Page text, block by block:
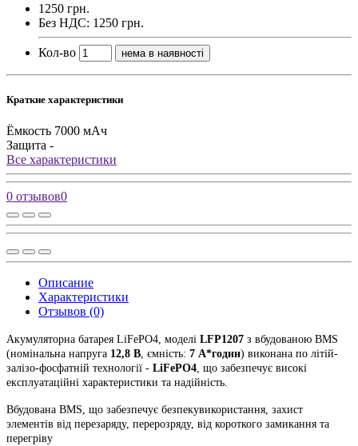
1250 грн.
Без НДС: 1250 грн.
Кол-во нема в наявності
Краткие характеристики
Ёмкость 7000 мАч
Защита -
Все характеристики
0 отзывов0
Описание
Характеристики
Отзывов (0)
Акумуляторна батарея LiFePO4, моделі LFP1207 з вбудованою BMS
(номінальна напруга 12,8 В, ємність: 7 A*годин) виконана по літій-
залізо-фосфатній технології - LiFePO4, що забезпечує високі
експлуатаційні характеристики та надійність.
Вбудована BMS, що забезпечує безпекувикористання, захист
элементів від перезаряду, перерозряду, від короткого замикання та
перегріву